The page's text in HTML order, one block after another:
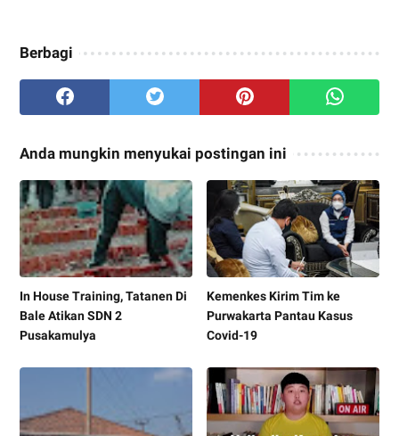
Berbagi
Anda mungkin menyukai postingan ini
In House Training, Tatanen Di
Bale Atikan SDN 2
Pusakamulya
Kemenkes Kirim Tim ke
Purwakarta Pantau Kasus
Covid-19